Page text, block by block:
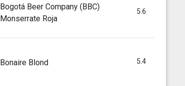
Bogotá Beer Company (BBC)
Monserrate Roja
5.6
Bonaire Blond 5.4